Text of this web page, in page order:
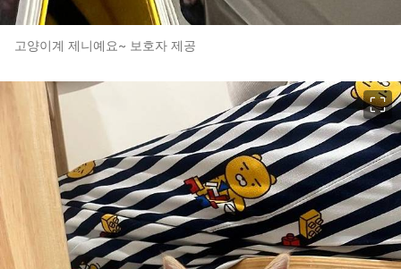
고양이계 제니예요~ 보호자 제공